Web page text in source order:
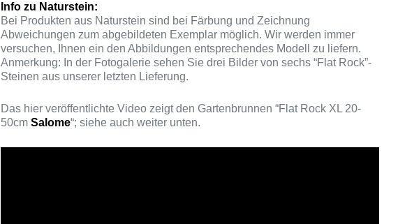
Info zu Naturstein:
Bei Produkten aus Naturstein sind bei Färbung und Zeichnung
Abweichungen zum abgebildeten Exemplar möglich. Wir werden immer
versuchen, Ihnen ein den Abbildungen entsprechendes Modell zu liefern.
Anmerkung: In der Fotogalerie sehen Sie drei Bilder von sechs “Flat Rock”-
Steinen aus unserer letzten Lieferung.
Das hier veröffentlichte Video zeigt den Gartenbrunnen “Flat Rock XL 20-
50cmSalome“; siehe auch weiter unten.